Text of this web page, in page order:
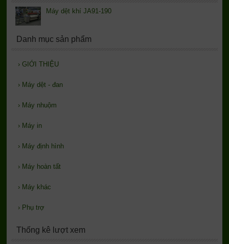
Máy dệt khí JA91-190
Danh mục sản phẩm
› GIỚI THIỆU
› Máy dệt - đan
› Máy nhuộm
› Máy in
› Máy định hình
› Máy hoàn tất
› Máy khác
› Phụ trợ
Thống kê lượt xem